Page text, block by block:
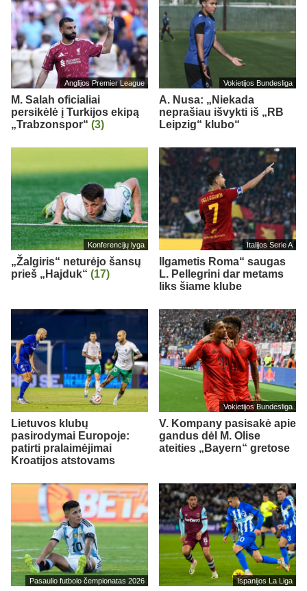
Anglijos Premier League
M. Salah oficialiai
persikėlė į Turkijos ekipą
„Trabzonspor“ (3)
Vokietijos Bundesliga
A. Nusa: „Niekada
neprašiau išvykti iš „RB
Leipzig“ klubo“
Konferencijų lyga
„Žalgiris“ neturėjo šansų
prieš „Hajduk“ (17)
Italijos Serie A
Ilgametis Roma“ saugas
L. Pellegrini dar metams
liks šiame klube
Lietuvos klubų
pasirodymai Europoje:
patirti pralaimėjimai
Kroatijos atstovams
Vokietijos Bundesliga
V. Kompany pasisakė apie
gandus dėl M. Olise
ateities „Bayern“ gretose
Pasaulio futbolo čempionatas 2026 Ispanijos La Liga